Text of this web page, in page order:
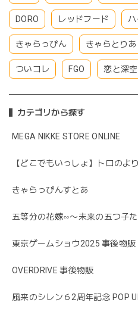
DORO レッドフード
きゃらっぴん きゃらとりあ
ついコレ FGO 恋と深空
カテゴリから探す
MEGA NIKKE STORE ONLINE
【どこでもいっしょ】トロのよ
きゃらっぴんすとあ
五等分の花嫁∽〜未来の五つ子
東京ゲームショウ2025 事後物
OVERDRIVE 事後物販
風来のシレン６2周年記念 POP